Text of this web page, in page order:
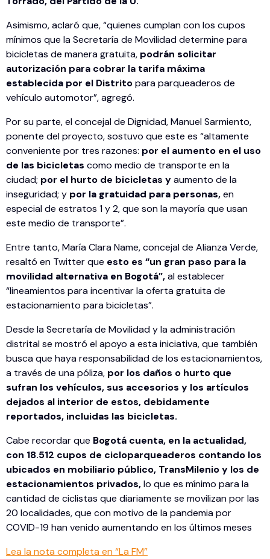
Asimismo, aclaró que, “quienes cumplan con los cupos
mínimos que la Secretaría de Movilidad determine para
bicicletas de manera gratuita, podrán solicitar
autorización para cobrar la tarifa máxima
establecida por el Distritopara parqueaderos de
vehículo automotor”, agregó.
Por su parte, el concejal de Dignidad, Manuel Sarmiento,
ponente del proyecto, sostuvo que este es “altamente
conveniente por tres razones: por el aumento en el uso
de las bicicletas como medio de transporte en la
ciudad; por el hurto de bicicletas yaumento de la
inseguridad; y por la gratuidad para personas,en
especial de estratos 1 y 2, que son la mayoría que usan
este medio de transporte”.
Entre tanto, María Clara Name, concejal de Alianza Verde,
resaltó en Twitter que esto es “un gran paso para la
movilidad alternativa en Bogotá”,al establecer
“lineamientos para incentivar la oferta gratuita de
estacionamiento para bicicletas”.
Desde la Secretaría de Movilidad y la administración
distrital se mostró el apoyo a esta iniciativa, que también
busca que haya responsabilidad de los estacionamientos,
a través de una póliza, por los daños o hurto que
sufran los vehículos, sus accesorios y los artículos
dejados al interior de estos, debidamente
reportados, incluidas las bicicletas.
Cabe recordar que Bogotá cuenta, en la actualidad,
con 18.512 cupos de cicloparqueaderos contando los
ubicados en mobiliario público, TransMilenio y los de
estacionamientos privados,lo que es mínimo para la
cantidad de ciclistas que diariamente se movilizan por las
20 localidades, que con motivo de la pandemia por
COVID-19 han venido aumentando en los últimos meses
Lea la nota completa en “La FM”